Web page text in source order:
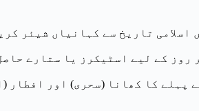
اسلامی تاریخ سے کہانیاں شیئر
روز کے لیے اسٹیکرز یا ستارے
پہلے کا کھانا (سحری) اور افطار